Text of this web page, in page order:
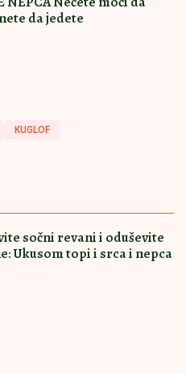
najboljim koje su ikad jeli
10 godina braka:
šta je dovelo do